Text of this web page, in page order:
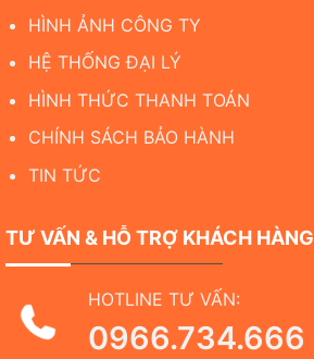
HÌNH ẢNH CÔNG TY
HỆ THỐNG ĐẠI LÝ
HÌNH THỨC THANH TOÁN
CHÍNH SÁCH BẢO HÀNH
TIN TỨC
TƯ VẤN & HỖ TRỢ KHÁCH HÀNG
HOTLINE TƯ VẤN:
0966.734.666